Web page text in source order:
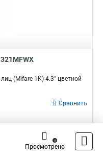
(Mifare 1K) 4.3" цветной
Сравнить
₽
Просмотрено
0